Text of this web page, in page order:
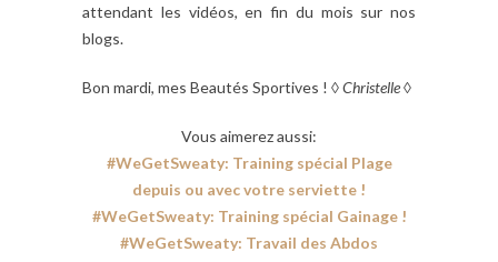
attendant les vidéos, en fin du mois sur nos
blogs.
Bon mardi, mes Beautés Sportives ! ◊Christelle◊
Vous aimerez aussi:
#WeGetSweaty: Training spécial Plage
depuis ou avec votre serviette !
#WeGetSweaty: Training spécial Gainage !
#WeGetSweaty: Travail des Abdos